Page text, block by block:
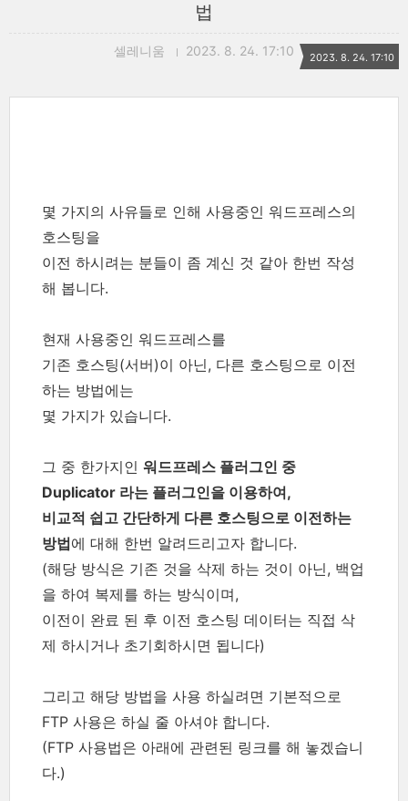
법
셀레니움 2023. 8. 24. 17:10 2023. 8. 24. 17:10
몇 가지의 사유들로 인해 사용중인 워드프레스의
호스팅을
이전 하시려는 분들이 좀 계신 것 같아 한번 작성
해 봅니다.
현재 사용중인 워드프레스를
기존 호스팅(서버)이 아닌, 다른 호스팅으로 이전
하는 방법에는
몇 가지가 있습니다.
그 중 한가지인 워드프레스 플러그인 중
Duplicator 라는 플러그인을 이용하여,
비교적 쉽고 간단하게 다른 호스팅으로 이전하는
방법에 대해 한번 알려드리고자 합니다.
(해당 방식은 기존 것을 삭제 하는 것이 아닌, 백업
을 하여 복제를 하는 방식이며,
이전이 완료 된 후 이전 호스팅 데이터는 직접 삭
제 하시거나 초기회하시면 됩니다)
그리고 해당 방법을 사용 하실려면 기본적으로
FTP 사용은 하실 줄 아셔야 합니다.
(FTP 사용법은 아래에 관련된 링크를 해 놓겠습니
다.)